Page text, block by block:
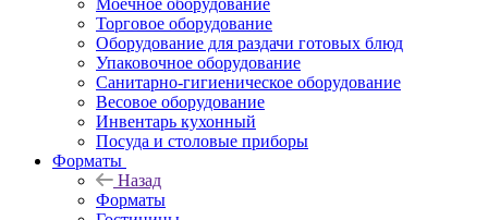
Моечное оборудование
Торговое оборудование
Оборудование для раздачи готовых блюд
Упаковочное оборудование
Санитарно-гигиеническое оборудование
Весовое оборудование
Инвентарь кухонный
Посуда и столовые приборы
Форматы
Назад
Форматы